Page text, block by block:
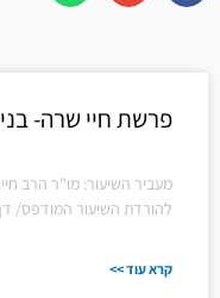
פרשת חיי שרה-
מעביר השיעור: מו"ר הרב
להורדת השיעור המודפס/
קרא עוד >>